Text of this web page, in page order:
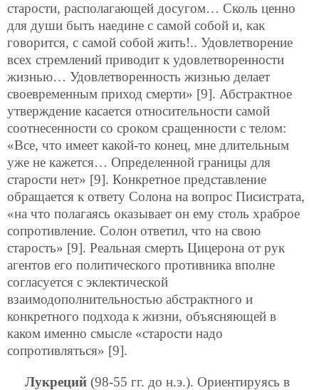
старости, располагающей досугом… Сколь ценно
для души быть наедине с самой собой и, как
говорится, с самой собой жить!.. Удовлетворение
всех стремлений приводит к удовлетворенности
жизнью… Удовлетворенность жизнью делает
своевременным приход смерти» [9]. Абстрактное
утверждение касается относительности самой
соотнесенности со сроком сращенности с телом:
«Все, что имеет какой-то конец, мне длительным
уже не кажется… Определенной границы для
старости нет» [9]. Конкретное представление
обращается к ответу Солона на вопрос Писистрата,
«на что полагаясь оказывает он ему столь храброе
сопротивление. Солон ответил, что на свою
старость» [9]. Реальная смерть Цицерона от рук
агентов его политического противника вполне
согласуется с эклектической
взаимодополнительностью абстрактного и
конкретного подхода к жизни, объясняющей в
каком именно смысле «старости надо
сопротивляться» [9].
Лукреций (98-55 гг. до н.э.). Ориентируясь в